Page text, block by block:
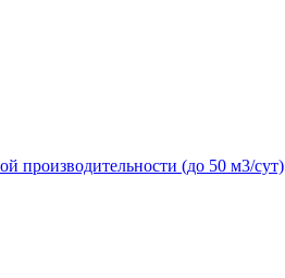
производительности (до 50 м3/сут)